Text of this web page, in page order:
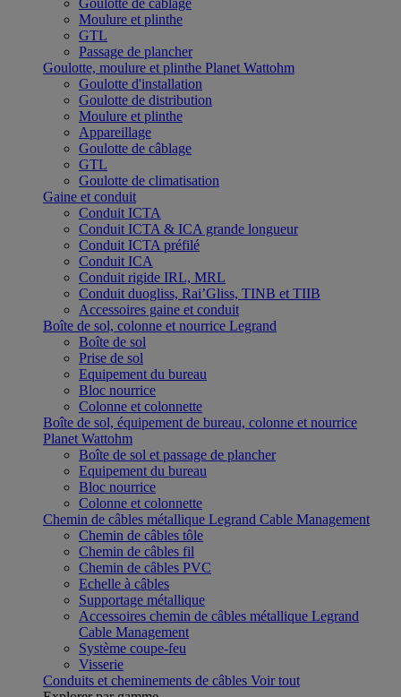
Goulotte de câblage
Moulure et plinthe
GTL
Passage de plancher
Goulotte, moulure et plinthe Planet Wattohm
Goulotte d'installation
Goulotte de distribution
Moulure et plinthe
Appareillage
Goulotte de câblage
GTL
Goulotte de climatisation
Gaine et conduit
Conduit ICTA
Conduit ICTA & ICA grande longueur
Conduit ICTA préfilé
Conduit ICA
Conduit rigide IRL, MRL
Conduit duogliss, Rai’Gliss, TINB et TIIB
Accessoires gaine et conduit
Boîte de sol, colonne et nourrice Legrand
Boîte de sol
Prise de sol
Equipement du bureau
Bloc nourrice
Colonne et colonnette
Boîte de sol, équipement de bureau, colonne et nourrice
Planet Wattohm
Boîte de sol et passage de plancher
Equipement du bureau
Bloc nourrice
Colonne et colonnette
Chemin de câbles métallique Legrand Cable Management
Chemin de câbles tôle
Chemin de câbles fil
Chemin de câbles PVC
Echelle à câbles
Supportage métallique
Accessoires chemin de câbles métallique Legrand
Cable Management
Système coupe-feu
Visserie
Conduits et cheminements de câbles Voir tout